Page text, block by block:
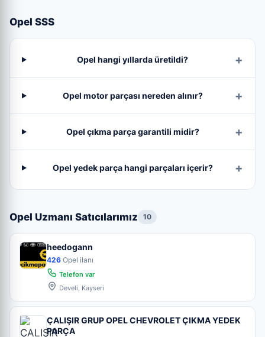
Opel SSS
Opel hangi yıllarda üretildi?
Opel motor parçası nereden alınır?
Opel çıkma parça garantili midir?
Opel yedek parça hangi parçaları içerir?
Opel Uzmanı Satıcılarımız 10
heedogann
426 Opel ilanı
Telefon var
Develi, Kayseri
ÇALIŞIR GRUP OPEL CHEVROLET ÇIKMA YEDEK
PARÇA